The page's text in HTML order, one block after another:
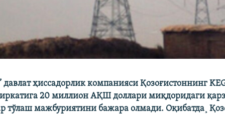
давлат ҳиссадорлик компанияси Қозоғистоннинг
20 миллион АҚШ доллари миқдоридаги
тўлаш мажбуриятини бажара олмади. Оқибатда¸